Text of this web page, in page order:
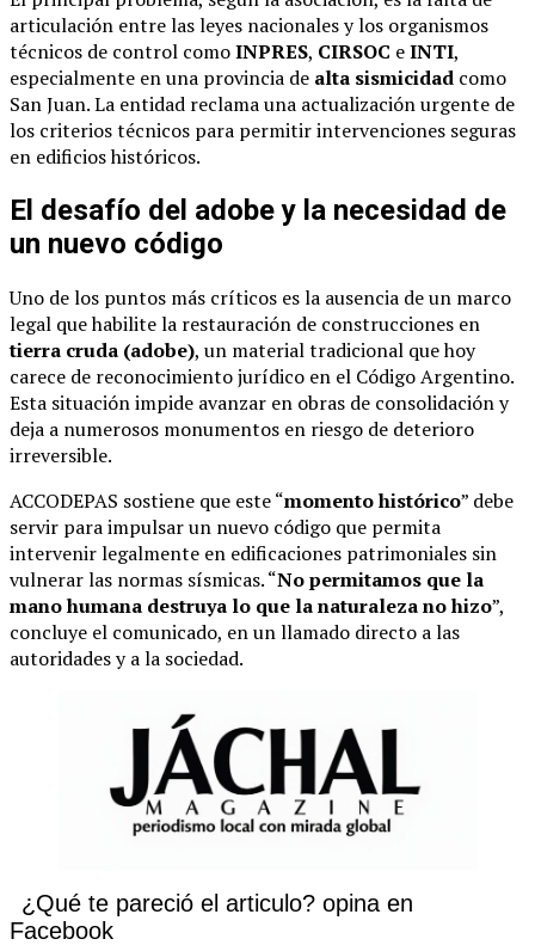
articulación entre las leyes nacionales y los organismos
técnicos de control comoINPRES, CIRSOC eINTI,
especialmente en una provincia de alta sismicidad como
San Juan. La entidad reclama una actualización urgente de
los criterios técnicos para permitir intervenciones seguras
en edificios históricos.
El desafío del adobe y la necesidad de
un nuevo código
Uno de los puntos más críticos es la ausencia de un marco
legal que habilite la restauración de construcciones en
tierra cruda (adobe), un material tradicional que hoy
carece de reconocimiento jurídico en el Código Argentino.
Esta situación impide avanzar en obras de consolidación y
deja a numerosos monumentos en riesgo de deterioro
irreversible.
ACCODEPAS sostiene que este “momento histórico” debe
servir para impulsar un nuevo código que permita
intervenir legalmente en edificaciones patrimoniales sin
vulnerar las normas sísmicas. “No permitamos que la
mano humana destruya lo que la naturaleza no hizo”,
concluye el comunicado, en un llamado directo a las
autoridades y a la sociedad.
¿Qué te pareció el articulo? opina en
Facebook